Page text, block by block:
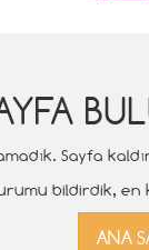
Sayfa
bildirdik, en
ANA